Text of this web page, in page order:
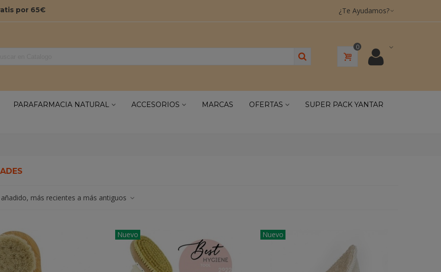
por 65€ ¿Te Ayudamos?
0
PARAFARMACIA NATURAL ACCESORIOS MARCAS OFERTAS
SUPER PACK YANTAR
añadido, más recientes a más antiguos
Nuevo Nuevo